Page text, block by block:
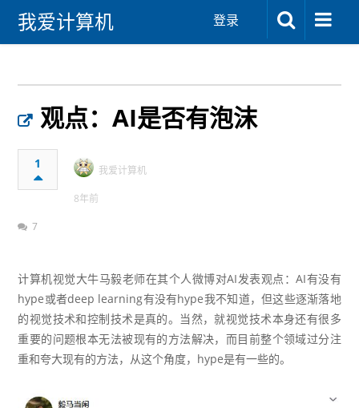
我爱计算机 登录
观点：AI是否有泡沫
1 我爱计算机
8年前
7
计算机视觉大牛马毅老师在其个人微博对AI发表观点：AI有没有
hype或者deep learning有没有hype我不知道，但这些逐渐落地
的视觉技术和控制技术是真的。当然，就视觉技术本身还有很多
重要的问题根本无法被现有的方法解决，而目前整个领域过分注
重和夸大现有的方法，从这个角度，hype是有一些的。